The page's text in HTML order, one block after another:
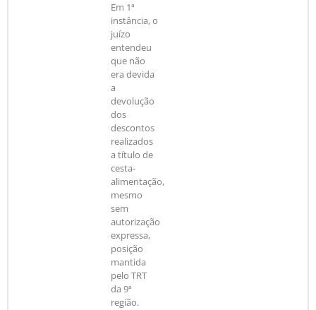
Em 1ª
instância, o
juízo
entendeu
que não
era devida
a
devolução
dos
descontos
realizados
a título de
cesta-
alimentação,
mesmo
sem
autorização
expressa,
posição
mantida
pelo TRT
da 9ª
região.